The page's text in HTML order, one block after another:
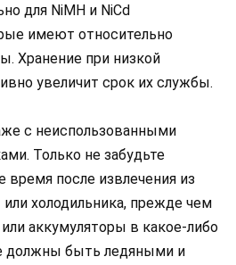
для NiMH и NiCd
имеют относительно
Хранение при низкой
увеличит срок их службы.
с неиспользованными
Только не забудьте
время после извлечения из
холодильника, прежде чем
аккумуляторы в какое-либо
должны быть ледяными и